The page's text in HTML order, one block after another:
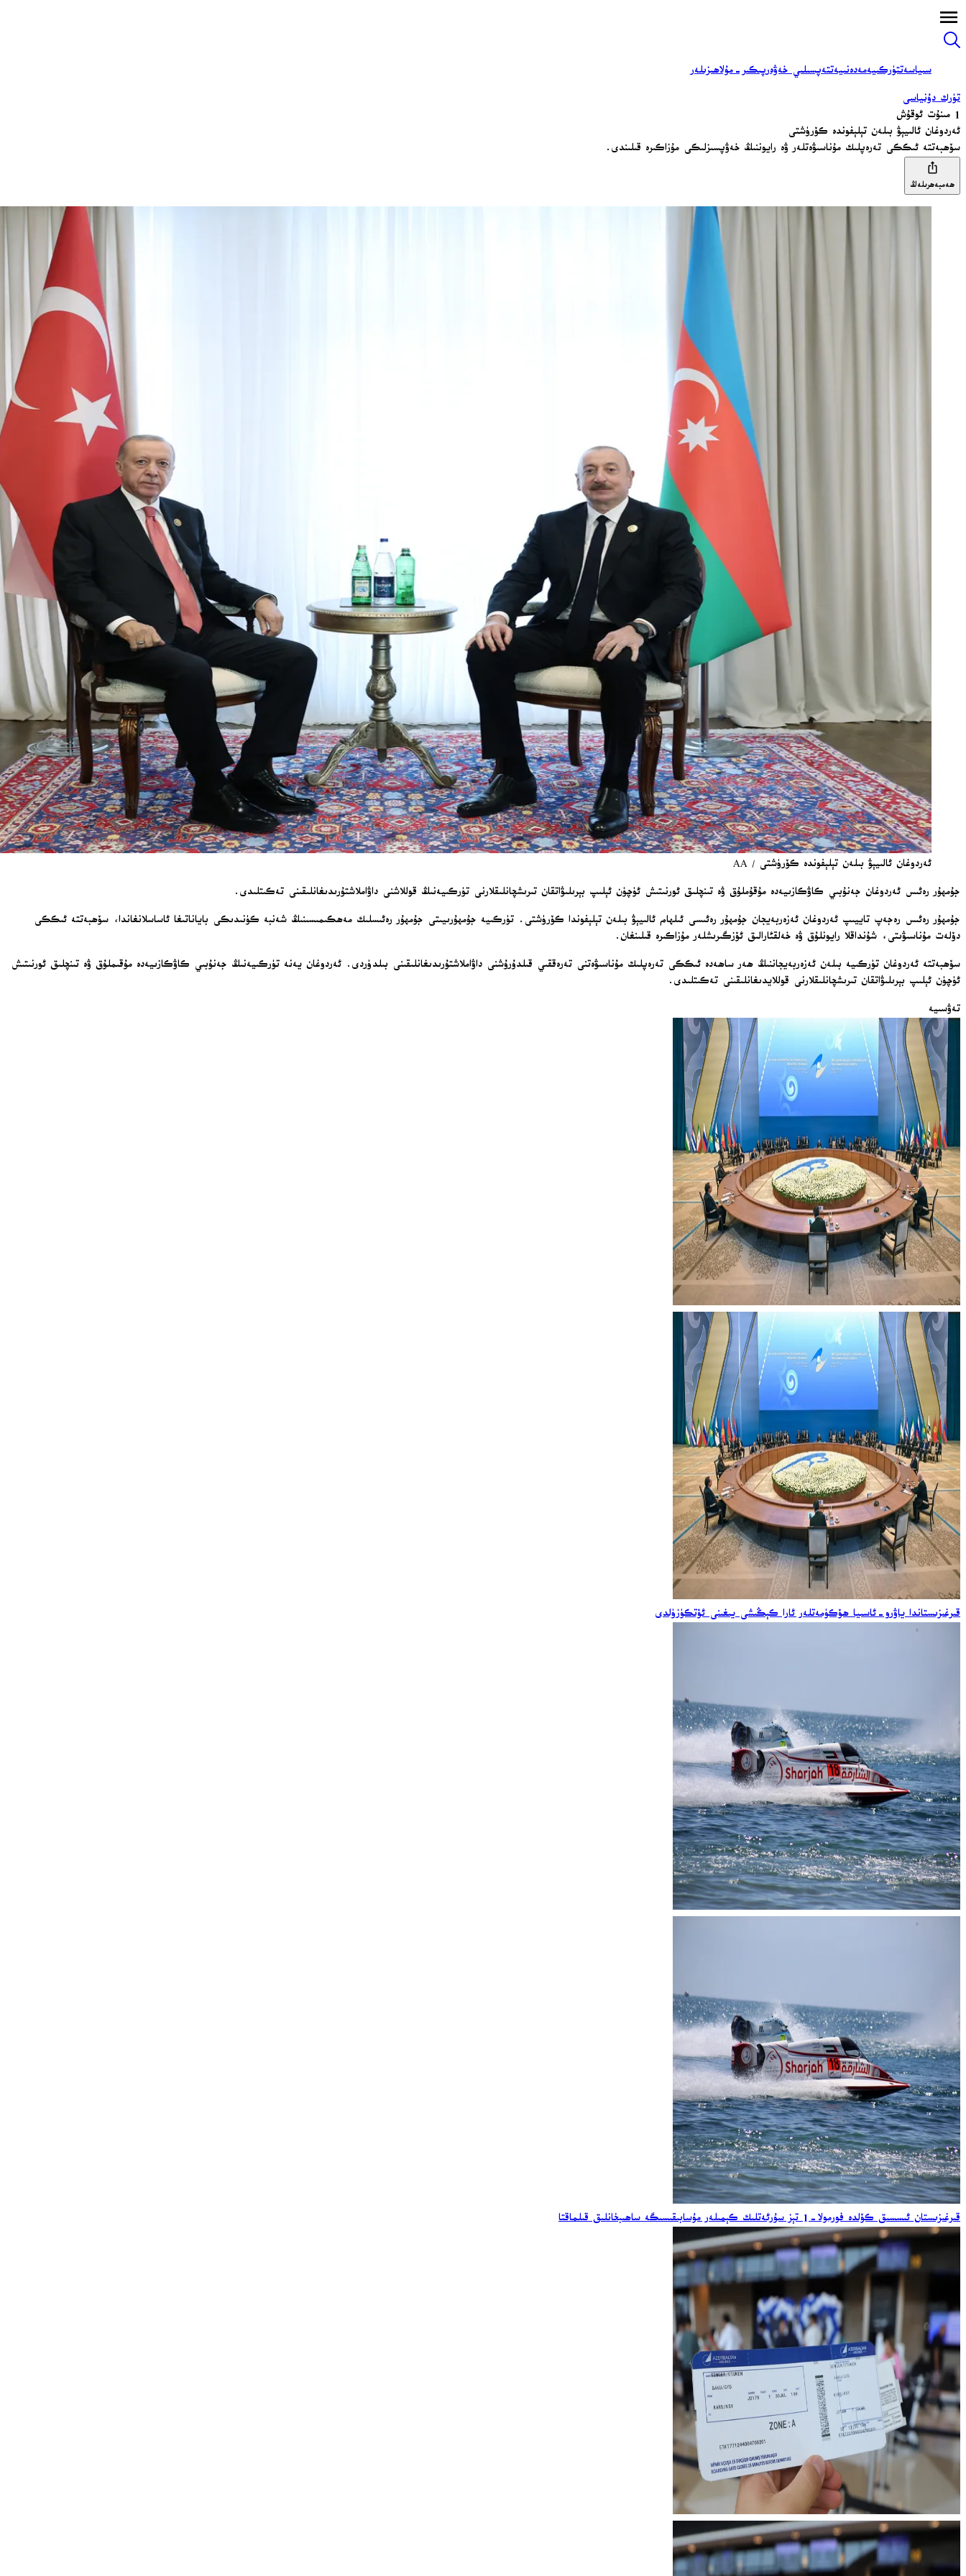
سىياسەتتۈركىيەمەدەنىيەتتەپسىلىي خەۋەرپىكىر-مۇلاھىزىلەر
تۈرك دۇنياسى
1 مىنۇت ئوقۇش
ئەردوغان ئالىيېۋ بىلەن تېلېفوندە كۆرۈشتى
سۆھبەتتە ئىككى تەرەپلىك مۇناسىۋەتلەر ۋە رايوننىڭ خەۋپسىزلىكى مۇزاكىرە قىلىندى.
ھەمبەھرىلەڭ
ئەردوغان ئالىيېۋ بىلەن تېلېفوندە كۆرۈشتى / AA
جۇمھۇر رەئىس ئەردوغان جەنۇبىي كاۋكازىيەدە مۇقۇملۇق ۋە تىنچلىق ئورنىتىش ئۈچۈن ئېلىپ بېرىلىۋاتقان تىرىشچانلىقلارنى تۈركىيەنىڭ قوللاشنى داۋاملاشتۇرىدىغانلىقىنى تەكىتلىدى.
جۇمھۇر رەئىس رەجەپ تاييىپ ئەردوغان ئەزەربەيجان جۇمھۇر رەئىسى ئىلھام ئالىيېۋ بىلەن تېلېفوندا كۆرۈشتى. تۈركىيە جۇمھۇرىيىتى جۇمھۇر رەئىسلىك مەھكىمىسىنىڭ شەنبە كۈنىدىكى باياناتىغا ئاساسلانغاندا، سۆھبەتتە ئىككى
دۆلەت مۇناسىۋىتى، شۇنداقلا رايونلۇق ۋە خەلقئارالىق ئۆزگىرىشلەر مۇزاكىرە قىلىنغان.
سۆھبەتتە ئەردوغان تۈركىيە بىلەن ئەزەربەيجاننىڭ ھەر ساھەدە ئىككى تەرەپلىك مۇناسىۋەتنى تەرەققىي قىلدۇرۇشنى داۋاملاشتۇرىدىغانلىقىنى بىلدۈردى. ئەردوغان يەنە تۈركىيەنىڭ جەنۇبىي كاۋكازىيەدە مۇقىملۇق ۋە تىنچلىق ئورنىتىش
ئۈچۈن ئېلىپ بېرىلىۋاتقان تىرىشچانلىقلارنى قوللايدىغانلىقىنى تەكىتلىدى.
تەۋسىيە
قىرغىزىستاندا ياۋرو-ئاسىيا ھۆكۈمەتلەر ئارا كېڭىشى يىغىنى ئۆتكۈزۈلدى
قىرغىزىستان ئىسسىق كۆلدە فورمولا-1 تېز سۇرئەتلىك كېمىلەر مۇسابىقىسىگە ساھىبخانلىق قىلماقتا